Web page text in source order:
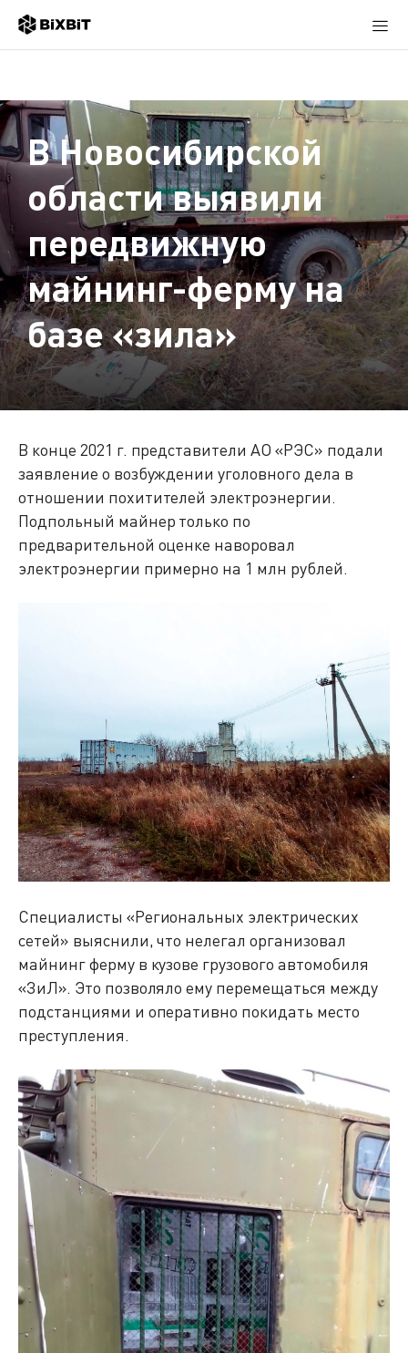
В Новосибирской
области выявили
передвижную
майнинг-ферму на
базе «зила»
В конце 2021 г. представители АО «РЭС» подали
заявление о возбуждении уголовного дела в
отношении похитителей электроэнергии.
Подпольный майнер только по
предварительной оценке наворовал
электроэнергии примерно на 1 млн рублей.
Специалисты «Региональных электрических
сетей» выяснили, что нелегал организовал
майнинг ферму в кузове грузового автомобиля
«ЗиЛ». Это позволяло ему перемещаться между
подстанциями и оперативно покидать место
преступления.